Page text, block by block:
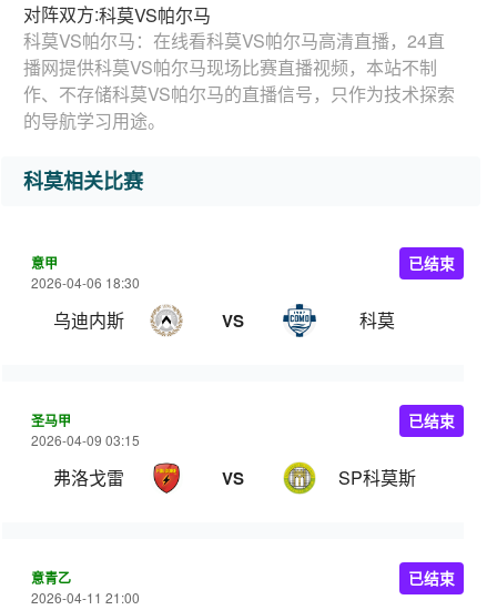
对阵双方:科莫VS帕尔马
科莫VS帕尔马：在线看科莫VS帕尔马高清直播，24直
播网提供科莫VS帕尔马现场比赛直播视频，本站不制
作、不存储科莫VS帕尔马的直播信号，只作为技术探索
的导航学习用途。
科莫相关比赛
意甲
2026-04-06 18:30
乌迪内斯 VS 科莫
已结束
圣马甲
2026-04-09 03:15
弗洛戈雷 VS SP科莫斯
已结束
意青乙
2026-04-11 21:00
已结束